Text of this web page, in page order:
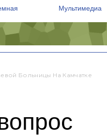
Мультимедиа
Больницы На Камчатке